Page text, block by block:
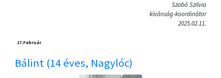
Szabó Szilvia
kívánság-koordinátor
2025.02.11.
17.Február
Bálint (14 éves, Nagylóc)